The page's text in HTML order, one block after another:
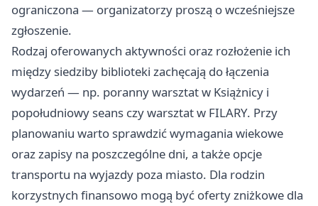
ograniczona — organizatorzy proszą o wcześniejsze
zgłoszenie.
Rodzaj oferowanych aktywności oraz rozłożenie ich
między siedziby biblioteki zachęcają do łączenia
wydarzeń — np. poranny warsztat w Książnicy i
popołudniowy seans czy warsztat w FILARY. Przy
planowaniu warto sprawdzić wymagania wiekowe
oraz zapisy na poszczególne dni, a także opcje
transportu na wyjazdy poza miasto. Dla rodzin
korzystnych finansowo mogą być oferty zniżkowe dla